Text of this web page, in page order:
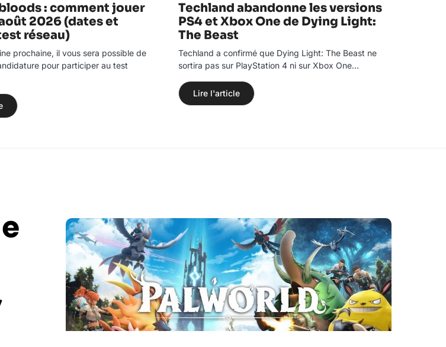
: comment jouer
2026 (dates et
réseau)
prochaine, il vous sera possible de
pour participer au test
Techland abandonne les versions
PS4 et Xbox One de Dying Light:
The Beast
Techland a confirmé que Dying Light: The Beast ne
sortira pas sur PlayStation 4 ni sur Xbox One…
Lire l'article